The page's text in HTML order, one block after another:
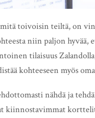
toivoisin teiltä, on
niin paljon hyvää,
tilaisuus
kohteeseen myös
nähdä ja
kiinnostavimmat